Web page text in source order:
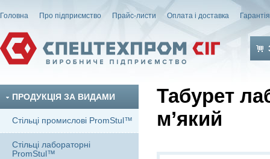
Головна Про підприємство Прайс-листи Оплата і доставка
ПРОДУКЦІЯ ЗА ВИДАМИ
Стільці промислові PromStul™
Стільці лабораторні
PromStul™
Табурет
м’який